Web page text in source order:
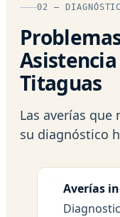
02 —
Titaguas
Las averías que
su diagnóstico
Averías